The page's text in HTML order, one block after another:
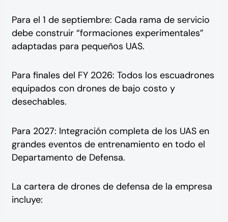
Para el 1 de septiembre: Cada rama de servicio
debe construir “formaciones experimentales”
adaptadas para pequeños UAS.
Para finales del FY 2026: Todos los escuadrones
equipados con drones de bajo costo y
desechables.
Para 2027: Integración completa de los UAS en
grandes eventos de entrenamiento en todo el
Departamento de Defensa.
La cartera de drones de defensa de la empresa
incluye: